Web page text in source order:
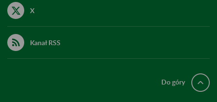
X
Kanał RSS
Do góry